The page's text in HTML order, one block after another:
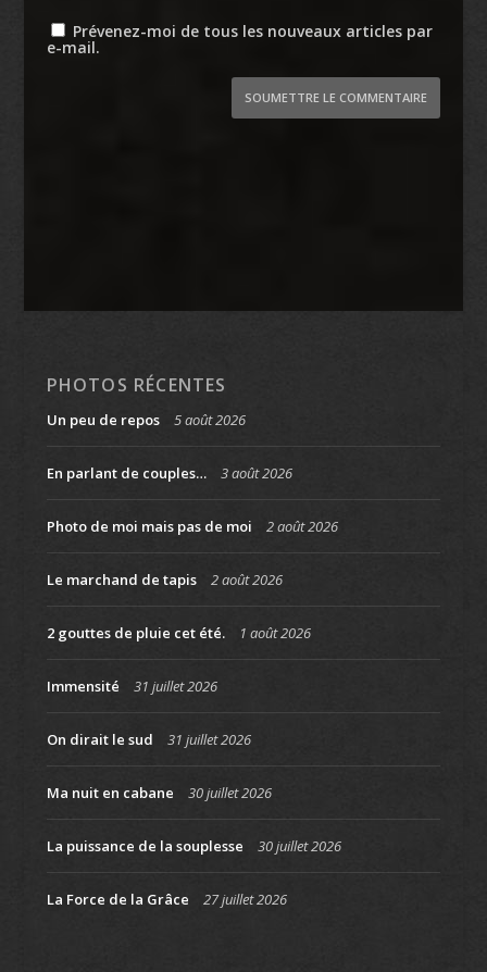
Prévenez-moi de tous les nouveaux articles par
e-mail.
SOUMETTRE LE COMMENTAIRE
PHOTOS RÉCENTES
Un peu de repos 5 août 2026
En parlant de couples… 3 août 2026
Photo de moi mais pas de moi 2 août 2026
Le marchand de tapis 2 août 2026
2 gouttes de pluie cet été. 1 août 2026
Immensité 31 juillet 2026
On dirait le sud 31 juillet 2026
Ma nuit en cabane 30 juillet 2026
La puissance de la souplesse 30 juillet 2026
La Force de la Grâce 27 juillet 2026